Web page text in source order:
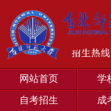
网站首页 学
自考招生 成